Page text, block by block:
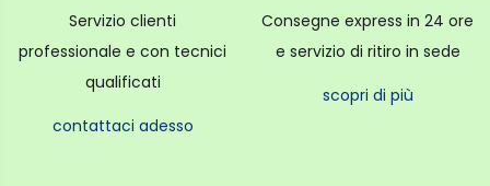
Servizio clienti
professionale e con tecnici
qualificati
contattaci adesso
Consegne express in 24 ore
e servizio di ritiro in sede
scopri di più